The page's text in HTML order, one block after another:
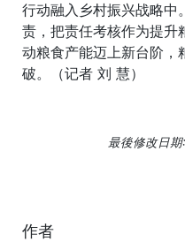
行动融入乡村振兴战略中
责，把责任考核作为提升
动粮食产能迈上新台阶，
破。（记者 刘 慧）
最後修改日
作者